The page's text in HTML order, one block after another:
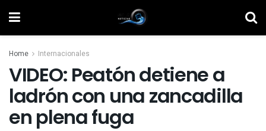
Home Internacionales
VIDEO: Peatón detiene a
ladrón con una zancadilla
en plena fuga